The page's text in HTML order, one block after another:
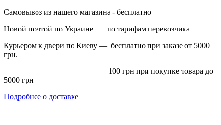
Самовывоз из нашего магазина - бесплатно
Новой почтой по Украине — по тарифам перевозчика
Курьером к двери по Киеву — бесплатно при заказе от 5000
грн.
100 грн при покупке товара до
5000 грн
Подробнее о доставке